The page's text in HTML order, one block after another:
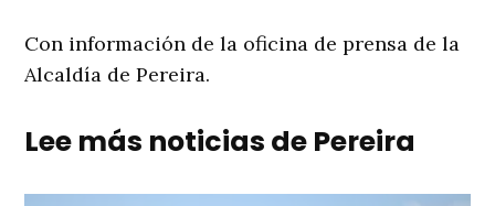
Con información de la oficina de prensa de la
Alcaldía de Pereira.
Lee más noticias de Pereira